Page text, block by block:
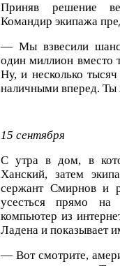
Приняв решение
Командир экипажа
— Мы взвесили
один миллион вместо
Ну, и несколько
наличными вперед.
15 сентября
С утра в дом, в
Ханский, затем
сержант Смирнов и
усесться прямо на
компьютер из
Ладена и показывает
— Вот смотрите,